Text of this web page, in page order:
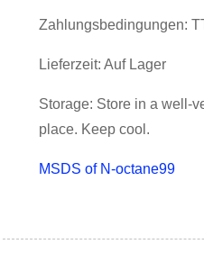
Zahlungsbedingungen:
Lieferzeit: Auf Lager
Storage: Store in a well-
place. Keep cool.
MSDS of N-octane99